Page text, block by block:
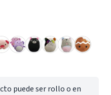
puede ser rollo o en